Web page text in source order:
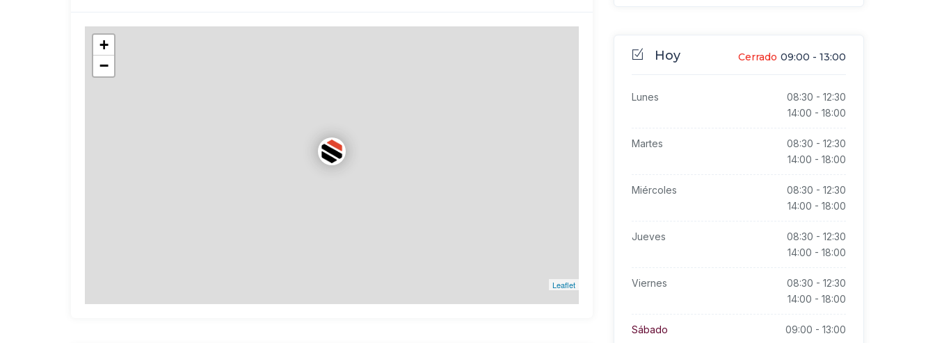
+
−
Leaflet
Hoy Cerrado 09:00 - 13:00
Lunes 08:30 - 12:30
14:00 - 18:00
Martes 08:30 - 12:30
14:00 - 18:00
Miércoles 08:30 - 12:30
14:00 - 18:00
Jueves 08:30 - 12:30
14:00 - 18:00
Viernes 08:30 - 12:30
14:00 - 18:00
Sábado 09:00 - 13:00